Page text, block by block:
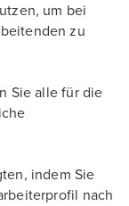
um bei
zu
Sie alle für die
indem Sie
nach